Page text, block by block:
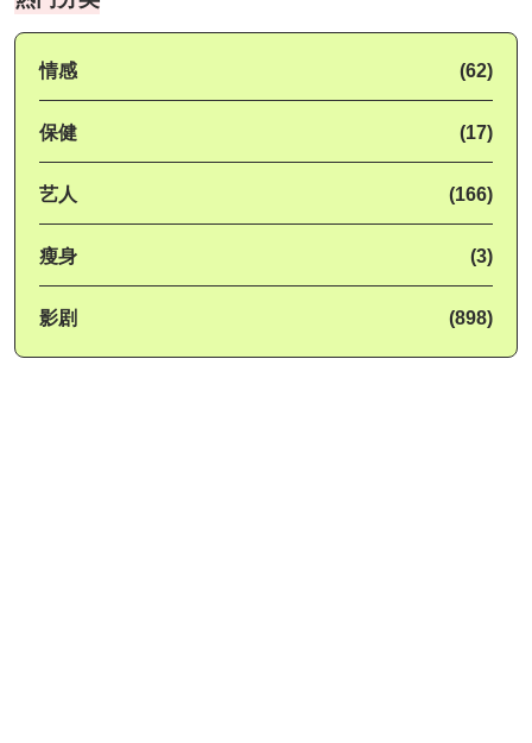
情感 (62)
保健 (17)
艺人 (166)
瘦身 (3)
影剧 (898)